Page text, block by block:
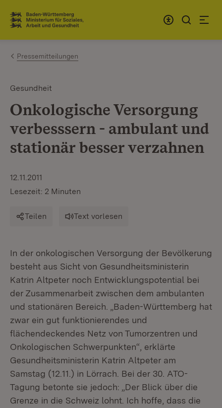
Zum Inhalt springen
Link zur Startseite
Pressemitteilungen
Gesundheit
Onkologische Versorgung
verbesssern - ambulant und
stationär besser verzahnen
12.11.2011
Lesezeit: 2 Minuten
Teilen Text vorlesen
In der onkologischen Versorgung der Bevölkerung
besteht aus Sicht von Gesundheitsministerin
Katrin Altpeter noch Entwicklungspotential bei
der Zusammenarbeit zwischen dem ambulanten
und stationären Bereich. „Baden-Württemberg hat
zwar ein gut funktionierendes und
flächendeckendes Netz von Tumorzentren und
Onkologischen Schwerpunkten“, erklärte
Gesundheitsministerin Katrin Altpeter am
Samstag (12.11.) in Lörrach. Bei der 30. ATO-
Tagung betonte sie jedoch: „Der Blick über die
Grenze in die Schweiz lohnt. Ich hoffe, dass die